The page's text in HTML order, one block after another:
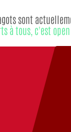
sont
à tous, c'est